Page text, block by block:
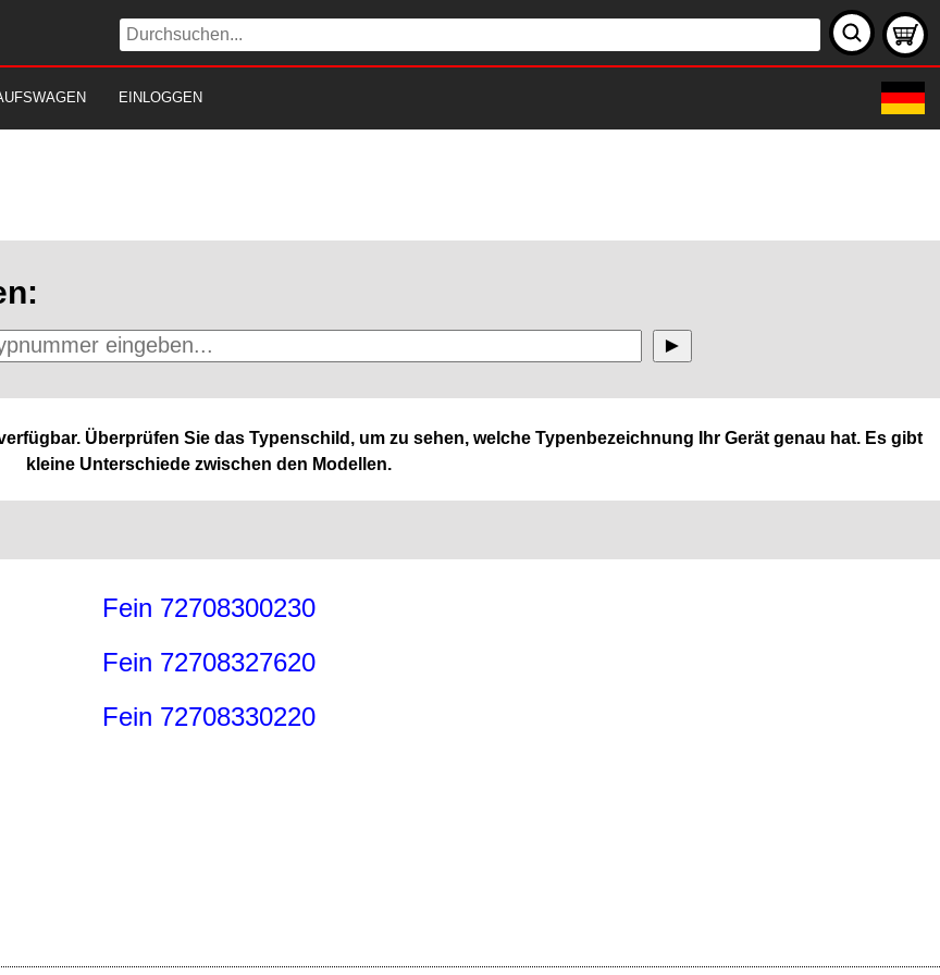
EINLOGGEN
Überprüfen Sie das Typenschild, um zu sehen, welche Typenbezeichnung Ihr Gerät genau hat. Es gibt
kleine Unterschiede zwischen den Modellen.
Fein 72708300230
Fein 72708327620
Fein 72708330220